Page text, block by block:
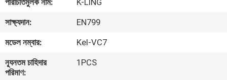
কারখানা
পরিদর্শন
পরিচিতিমুলক নাম:
K-LING
সাক্ষ্যদান:
EN799
মডেল নম্বার:
Kel-VC7
ন্যূনতম চাহিদার
পরিমাণ:
1PCS